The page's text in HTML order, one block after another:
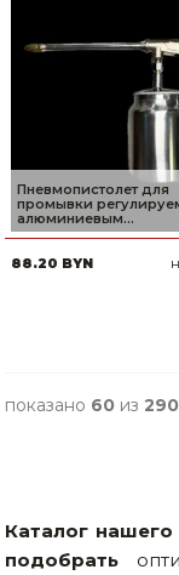
Пневмопистолет для
промывки
алюминиевым...
88.20 BYN
показано 60 из290
Каталог нашего
подобрать